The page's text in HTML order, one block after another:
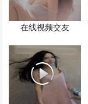
在线视频交友